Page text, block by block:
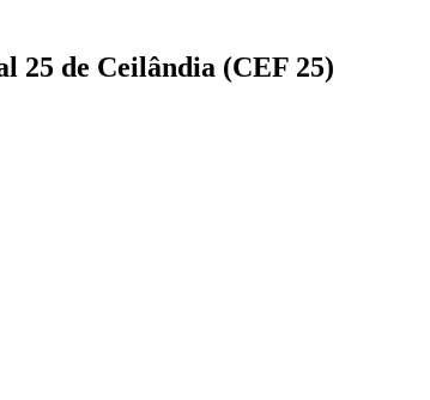
25 de Ceilândia (CEF 25)